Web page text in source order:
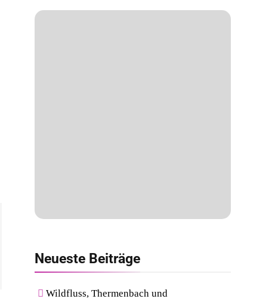
Neueste Beiträge
Wildfluss, Thermenbach und